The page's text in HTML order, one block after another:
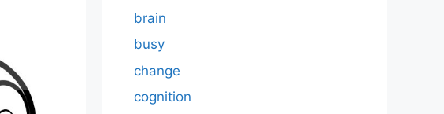
brain
busy
change
cognition